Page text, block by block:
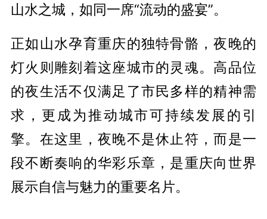
山水之城，如同一席“流动的盛宴”。
正如山水孕育重庆的独特骨骼，夜晚的
灯火则雕刻着这座城市的灵魂。高品位
的夜生活不仅满足了市民多样的精神需
求，更成为推动城市可持续发展的引
擎。在这里，夜晚不是休止符，而是一
段不断奏响的华彩乐章，是重庆向世界
展示自信与魅力的重要名片。